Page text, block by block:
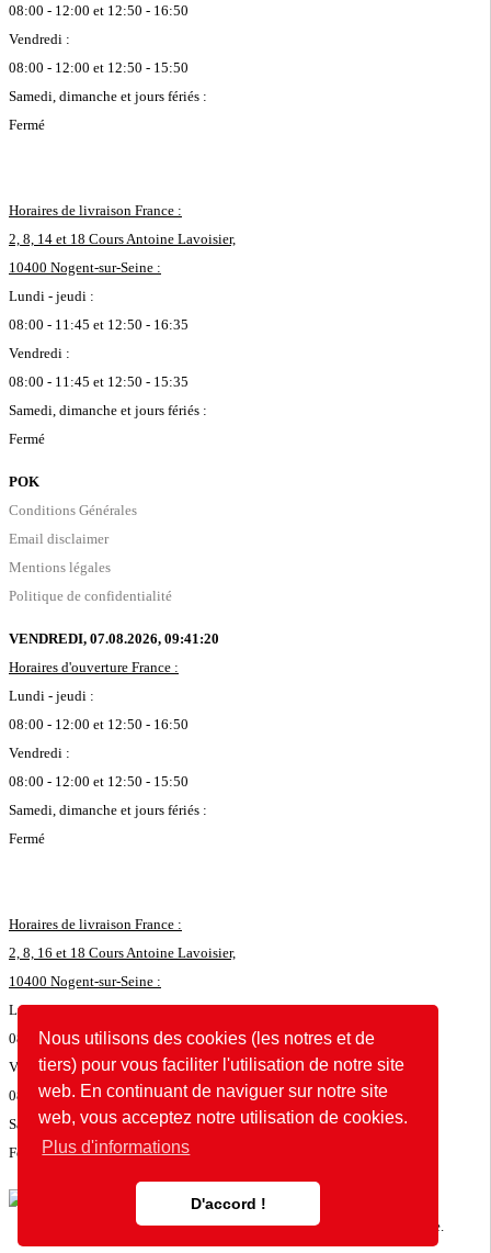
Nous utilisons des cookies (les notres et de
tiers) pour vous faciliter l'utilisation de notre site
web. En continuant de naviguer sur notre site
web, vous acceptez notre utilisation de cookies.
Plus d'informations
D'accord !
08:00 - 12:00 et 12:50 - 16:50
Vendredi :
08:00 - 12:00 et 12:50 - 15:50
Samedi, dimanche et jours fériés :
Fermé
Horaires de livraison France :
2, 8, 14 et 18 Cours Antoine Lavoisier,
10400 Nogent-sur-Seine :
Lundi - jeudi :
08:00 - 11:45 et 12:50 - 16:35
Vendredi :
08:00 - 11:45 et 12:50 - 15:35
Samedi, dimanche et jours fériés :
Fermé
POK
Conditions Générales
Email disclaimer
Mentions légales
Politique de confidentialité
VENDREDI, 07.08.2026, 09:41:20
Horaires d'ouverture France :
Lundi - jeudi :
08:00 - 12:00 et 12:50 - 16:50
Vendredi :
08:00 - 12:00 et 12:50 - 15:50
Samedi, dimanche et jours fériés :
Fermé
Horaires de livraison France :
2, 8, 16 et 18 Cours Antoine Lavoisier,
10400 Nogent-sur-Seine :
Lundi - jeudi :
08:00 - 11:45 et 12:50 - 16:35
Vendredi :
08:00 - 11:45 et 12:50 - 15:35
Samedi, dimanche et jours fériés :
Fermé
Le site web a été développé avec en Allemagne et en France.